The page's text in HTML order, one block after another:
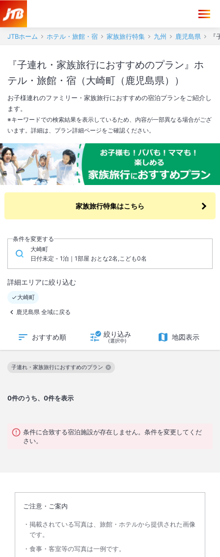
JTBホーム ホテル・旅館・宿 家族旅行特集 九州 鹿児島県
『子連れ・家族旅行におすすめのプラン』ホ
テル・旅館・宿（大崎町（鹿児島県））
お子様連れのファミリー・家族旅行におすすめの宿泊プランをご紹介し
ます。
※キーワードでの検索結果を表示しているため、内容が一部異なる場合がござ
います。詳細は、プラン詳細ページをご確認ください。
家族旅行特集はこちら
条件を変更する
大崎町
日付未定 - 1泊｜1部屋 おとな2名,こども0名
詳細エリアに絞り込む
大崎町
鹿児島県 全域に戻る
おすすめ順 絞り込み
(選択中) 地図表示
0件のうち、0件を表示
子連れ・家族旅行におすすめのプラン
この絞り込み条件を解除
条件に合致する宿泊施設が存在しません。条件を変更してくだ
さい。
ご注意・ご案内
掲載されている写真は、旅館・ホテルから提供された画像
です。
食事・客室等の写真は一例です。